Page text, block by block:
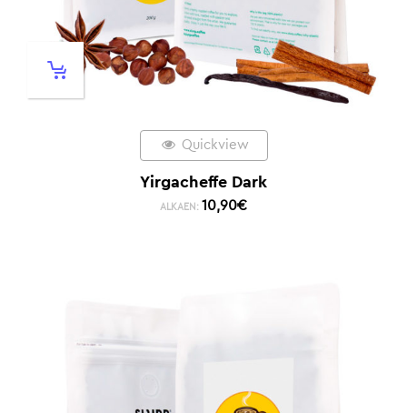
Quickview
Yirgacheffe Dark
ALKAEN: 10,90€